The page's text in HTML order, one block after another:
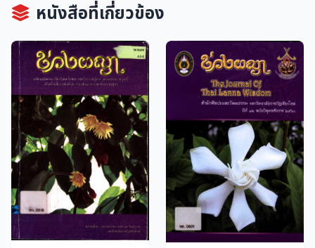
หนังสือที่เกี่ยวข้อง